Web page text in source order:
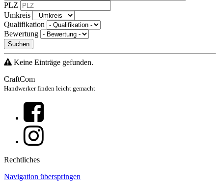
PLZ
Umkreis
Qualifikation
Bewertung
Suchen
Keine Einträge gefunden.
CraftCom
Handwerker finden leicht gemacht
Rechtliches
Navigation überspringen